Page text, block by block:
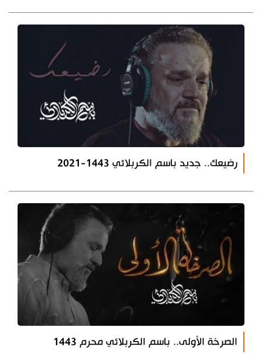
رضيعك.. جديد باسم الكربلائي 1443-2021
الصرخة الأولى.. باسم الكربلائي محرم 1443